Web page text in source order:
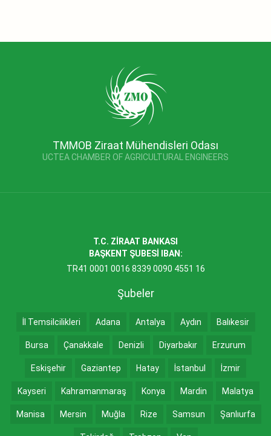
TMMOB Ziraat Mühendisleri Odası
UCTEA CHAMBER OF AGRICULTURAL ENGINEERS
T.C. ZİRAAT BANKASI
BAŞKENT ŞUBESİ IBAN:
TR41 0001 0016 8339 0090 4551 16
Şubeler
İl Temsilcilikleri Adana Antalya Aydın Balıkesir
Bursa Çanakkale Denizli Diyarbakır Erzurum
Eskişehir Gaziantep Hatay İstanbul İzmir
Kayseri Kahramanmaraş Konya Mardin Malatya
Manisa Mersin Muğla Rize Samsun Şanlıurfa